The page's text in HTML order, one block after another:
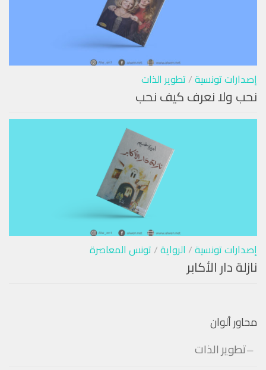
إصدارات تونسية/ تطوير الذات
نحب ولا نعرف كيف نحب
إصدارات تونسية/ الرواية/ تونس المعاصرة
نازلة دار الأكابر
محاور ألوان
تطوير الذات